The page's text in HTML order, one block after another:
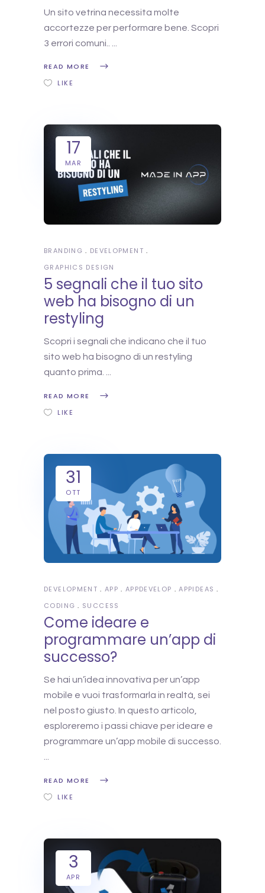
Un sito vetrina necessita molte
accortezze per performare bene. Scopri
3 errori comuni..
READ MORE
LIKE
17
MAR
BRANDING
DEVELOPMENT
GRAPHICS DESIGN
5 segnali che il tuo sito
web ha bisogno di un
restyling
Scopri i segnali che indicano che il tuo
sito web ha bisogno di un restyling
quanto prima.
READ MORE
LIKE
31
OTT
DEVELOPMENT APP APPDEVELOP
APPIDEAS
CODING
SUCCESS
Come ideare e
programmare un’app di
successo?
Se hai un’idea innovativa per un’app
mobile e vuoi trasformarla in realtà, sei
nel posto giusto. In questo articolo,
esploreremo i passi chiave per ideare e
programmare un’app mobile di successo.
READ MORE
LIKE
3
APR